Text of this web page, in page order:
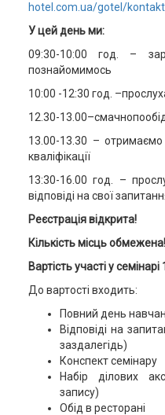
hotel.com.ua/gotel/
У цей день ми:
09:30-10:00 год. –
познайомимось
10:00 -12:30 год.
12.30-
13.00-13.30 –
кваліфікації
13:30-16.00 год. –
відповіді на свої
Реєстрація відкрита!
Кількість місць обмежена!
Вартість участі у семінарі 1
До вартості входить:
Повний день
Відповіді на
заздалегідь)
Конспект семінару
Набір ділових
запису)
Обід в ресторані